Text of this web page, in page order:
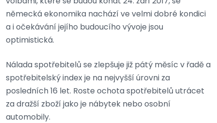
německá ekonomika nachází ve velmi dobré kondici
a i očekávání jejího budoucího vývoje jsou
optimistická.
Nálada spotřebitelů se zlepšuje již pátý měsíc v řadě a
spotřebitelský index je na nejvyšší úrovni za
posledních 16 let. Roste ochota spotřebitelů utrácet
za dražší zboží jako je nábytek nebo osobní
automobily.